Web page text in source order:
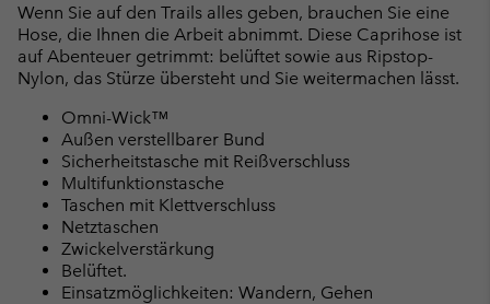
Wenn Sie auf den Trails alles geben, brauchen Sie eine
Hose, die Ihnen die Arbeit abnimmt. Diese Caprihose ist
auf Abenteuer getrimmt: belüftet sowie aus Ripstop-
Nylon, das Stürze übersteht und Sie weitermachen lässt.
Omni-Wick™
Außen verstellbarer Bund
Sicherheitstasche mit Reißverschluss
Multifunktionstasche
Taschen mit Klettverschluss
Netztaschen
Zwickelverstärkung
Belüftet.
Einsatzmöglichkeiten: Wandern, Gehen